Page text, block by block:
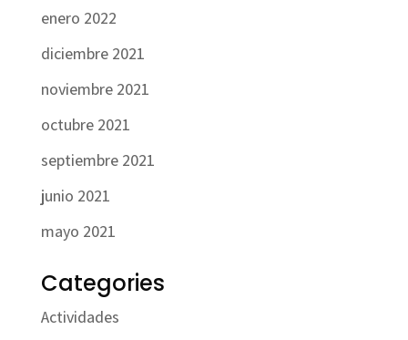
enero 2022
diciembre 2021
noviembre 2021
octubre 2021
septiembre 2021
junio 2021
mayo 2021
Categories
Actividades